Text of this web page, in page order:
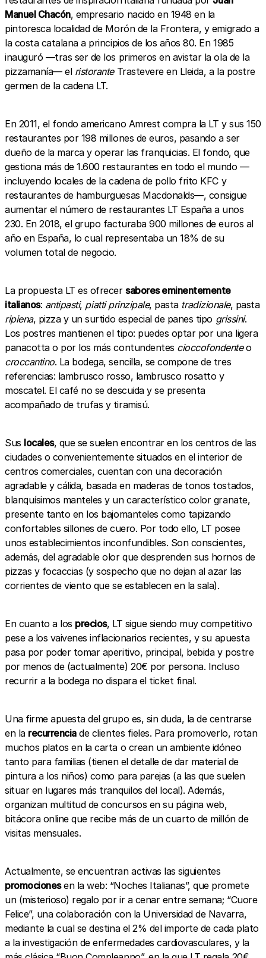
Manuel Chacón, empresario nacido en 1948 en la
pintoresca localidad de Morón de la Frontera, y emigrado a
la costa catalana a principios de los años 80. En 1985
inauguró —tras ser de los primeros en avistar la ola de la
pizzamanía— el ristoranteTrastevere en Lleida, a la postre
germen de la cadena LT.
En 2011, el fondo americano Amrest compra la LT y sus 150
restaurantes por 198 millones de euros, pasando a ser
dueño de la marca y operar las franquicias. El fondo, que
gestiona más de 1.600 restaurantes en todo el mundo —
incluyendo locales de la cadena de pollo frito KFC y
restaurantes de hamburguesas Macdonalds—, consigue
aumentar el número de restaurantes LT España a unos
230. En 2018, el grupo facturaba 900 millones de euros al
año en España, lo cual representaba un 18% de su
volumen total de negocio.
La propuesta LT es ofrecersabores eminentemente
italianos: antipasti, piatti prinzipale, pastatradizionale, pasta
ripiena, pizza y un surtido especial de panes tipo grissini.
Los postres mantienen el tipo: puedes optar por una ligera
panacotta o por los más contundentes cioccofondenteo
croccantino. La bodega, sencilla, se compone de tres
referencias: lambrusco rosso, lambrusco rosatto y
moscatel. El café no se descuida y se presenta
acompañado de trufas y tiramisú.
Sus locales, que se suelen encontrar en los centros de las
ciudades o convenientemente situados en el interior de
centros comerciales, cuentan con una decoración
agradable y cálida, basada en maderas de tonos tostados,
blanquísimos manteles y un característico color granate,
presente tanto en los bajomanteles como tapizando
confortables sillones de cuero. Por todo ello, LT posee
unos establecimientos inconfundibles. Son conscientes,
además, del agradable olor que desprenden sus hornos de
pizzas y focaccias (y sospecho que no dejan al azar las
corrientes de viento que se establecen en la sala).
En cuanto a los precios, LT sigue siendo muy competitivo
pese a los vaivenes inflacionarios recientes, y su apuesta
pasa por poder tomar aperitivo, principal, bebida y postre
por menos de (actualmente) 20€ por persona. Incluso
recurrir a la bodega no dispara el ticket final.
Una firme apuesta del grupo es, sin duda, la de centrarse
en la recurrenciade clientes fieles. Para promoverlo, rotan
muchos platos en la carta o crean un ambiente idóneo
tanto para familias (tienen el detalle de dar material de
pintura a los niños) como para parejas (a las que suelen
situar en lugares más tranquilos del local). Además,
organizan multitud de concursos en su página web,
bitácora online que recibe más de un cuarto de millón de
visitas mensuales.
Actualmente, se encuentran activas las siguientes
promocionesen la web: “Noches Italianas”, que promete
un (misterioso) regalo por ir a cenar entre semana; “Cuore
Felice”, una colaboración con la Universidad de Navarra,
mediante la cual se destina el 2% del importe de cada plato
a la investigación de enfermedades cardiovasculares, y la